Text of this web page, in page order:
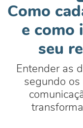
Como
e como
seu
Entender as
segundo